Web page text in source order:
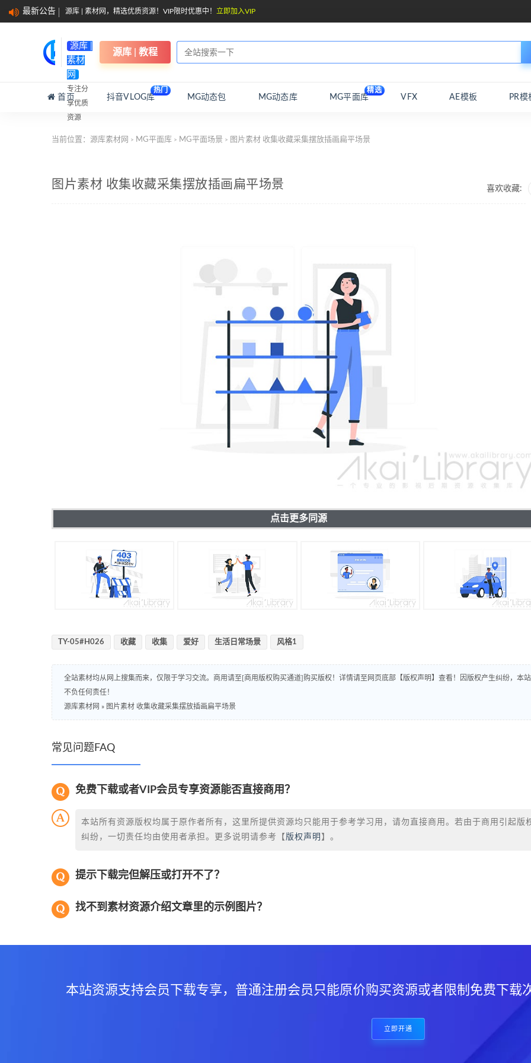
最新公告 源库 | 素材网，精选优质资源！VIP限时优惠中！ 立即加入VIP
源库 |
素材
网
专注分
享优质
资源
源库 | 教程
首页 抖音VLOG库
热门
MG动态包 MG动态库 MG平面库
精选
VFX AE模板 PR模
当前位置： 源库素材网 > MG平面库 > MG平面场景 > 图片素材 收集收藏采集摆放插画扁平场景
喜欢收藏:
图片素材 收集收藏采集摆放插画扁平场景
点击更多同源
TY-05#H026 收藏 收集 爱好 生活日常场景 风格1
全站素材均从网上搜集而来，仅限于学习交流。商用请至[商用版权购买通道]购买版权！详情请至网页底部【版权声明】查看！因版权产生纠纷，本站
不负任何责任！
源库素材网 » 图片素材 收集收藏采集摆放插画扁平场景
常见问题FAQ
免费下载或者VIP会员专享资源能否直接商用？
本站所有资源版权均属于原作者所有，这里所提供资源均只能用于参考学习用，请勿直接商用。若由于商用引起版
纠纷，一切责任均由使用者承担。更多说明请参考【 版权声明 】。
提示下载完但解压或打开不了？
找不到素材资源介绍文章里的示例图片？
本站资源支持会员下载专享，普通注册会员只能原价购买资源或者限制免费下载
立即开通